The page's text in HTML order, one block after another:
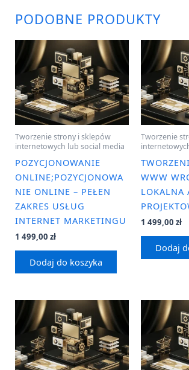
PODOBNE PRODUKTY
Tworzenie strony i sklepów
internetowych lub social media
POZYCJONOWANIE
ONLINE;POZYCJONOWA
NIE ONLINE – PEŁEN
ZAKRES USŁUG
INTERNET MARKETINGU
1 499,00 zł
Dodaj do koszyka
Tworzenie
WWW
LOKALNA
1 499,00 zł
Dodaj